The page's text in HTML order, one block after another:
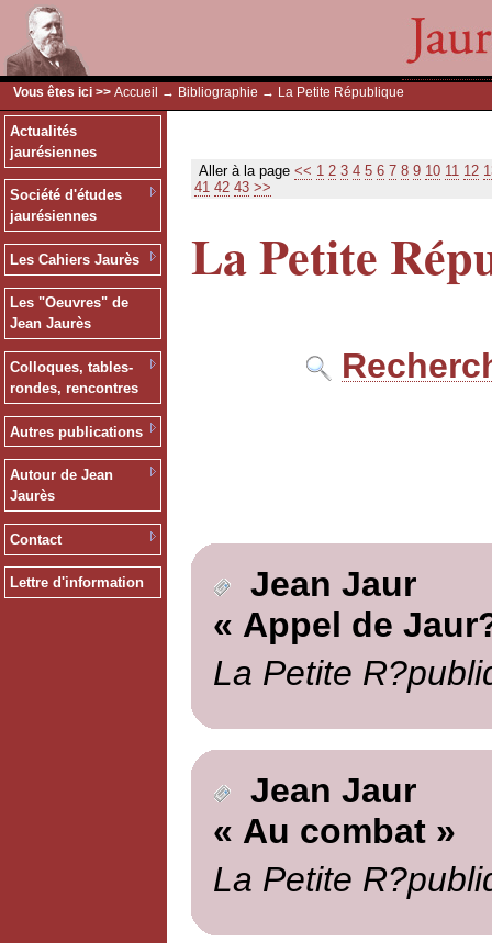
Vous êtes ici >> Accueil → Bibliographie → La Petite République
Actualités
jaurésiennes
Société d'études
jaurésiennes
Les Cahiers Jaurès
Les "Oeuvres" de
Jean Jaurès
Colloques, tables-
rondes, rencontres
Autres publications
Autour de Jean
Jaurès
Contact
Lettre d'information
Aller à la page << 1 2 3 4 5 6 7 8 9 10 11 12
41 42 43 >>
La Petite
Jean Jaur
« Appel de
La Petite
Jean Jaur
« Au combat »
La Petite